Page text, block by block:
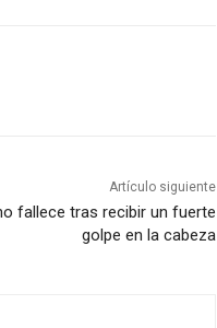
Artículo siguiente
fallece tras recibir un fuerte
golpe en la cabeza